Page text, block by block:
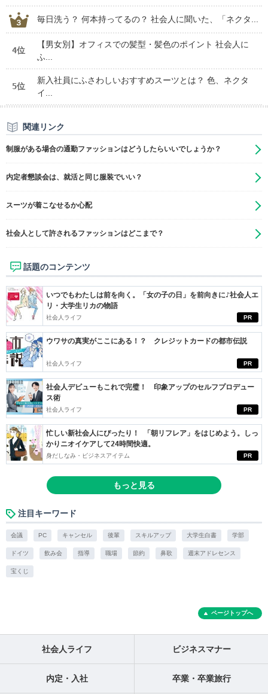
毎日洗う？ 何本持ってるの？ 社会人に聞いた、「ネクタ...
4位
【男女別】オフィスでの髪型・髪色のポイント 社会人に
ふ...
5位
新入社員にふさわしいおすすめスーツとは？ 色、ネクタ
イ...
関連リンク
制服がある場合の通勤ファッションはどうしたらいいでしょうか？
内定者懇談会は、就活と同じ服装でいい？
スーツが着こなせるか心配
社会人として許されるファッションはどこまで？
話題のコンテンツ
PR
いつでもわたしは前を向く。「女の子の日」を前向きに♪社会人エ
リ・大学生リカの物語
社会人ライフ
PR
ウワサの真実がここにある！？ クレジットカードの都市伝説
社会人ライフ
PR
社会人デビューもこれで完璧！ 印象アップのセルフプロデュー
ス術
社会人ライフ
PR
忙しい新社会人にぴったり！ 「朝リフレア」をはじめよう。しっ
かりニオイケアして24時間快適。
身だしなみ・ビジネスアイテム
もっと見る
注目キーワード
会議 PC キャンセル 後輩 スキルアップ 大学生白書 学部
ドイツ 飲み会 指導 職場 節約 鼻歌 週末アドレセンス
宝くじ
ページトップへ
社会人ライフ ビジネスマナー
内定・入社 卒業・卒業旅行